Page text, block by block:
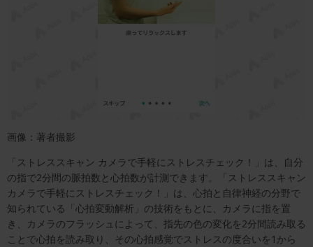
画像：著者撮影
「ストレススキャン カメラで手軽にストレスチェック！」は、自分
の指で2分間の脈拍数と心拍数が計測できます。「ストレススキャン
カメラで手軽にストレスチェック！」は、心拍と自律神経の分野で
知られている「心拍変動解析」の技術をもとに、カメラに指を置
き、カメラのフラッシュによって、指先の色の変化を2分間読み取る
ことで心拍を読み取り、その心拍感覚でストレスの度合いを1から